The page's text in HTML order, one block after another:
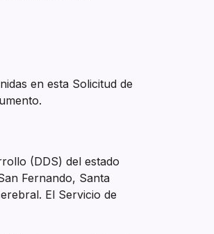
en esta Solicitud de
(DDS) del estado
Fernando, Santa
El Servicio de